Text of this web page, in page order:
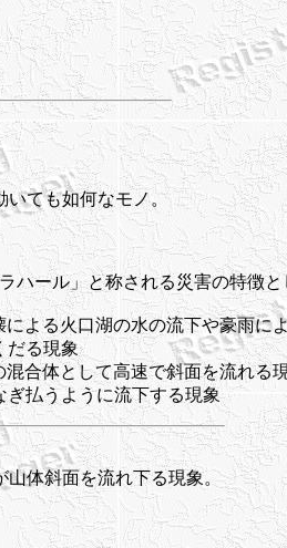
ても如何なモノ。
ール」と称される災害の特徴
よる火口湖の水の流下や豪雨に
だる現象
合体として高速で斜面を流れる
払うように流下する現象
体斜面を流れ下る現象。